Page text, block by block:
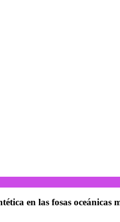
en las fosas oceánicas